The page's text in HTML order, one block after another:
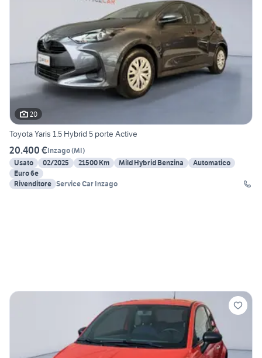
20
Toyota Yaris 1.5 Hybrid 5 porte Active
20.400 €Inzago(MI)
Usato
02/2025 21500 Km Mild Hybrid Benzina
Automatico
Euro 6e
Rivenditore Service Car Inzago